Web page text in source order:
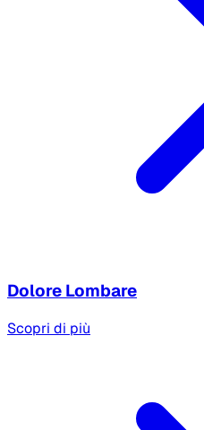
Dolore Lombare
Scopri di più